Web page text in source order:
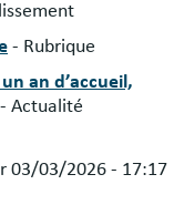
- Rubrique
an d’accueil,
- Actualité
03/03/2026 - 17:17